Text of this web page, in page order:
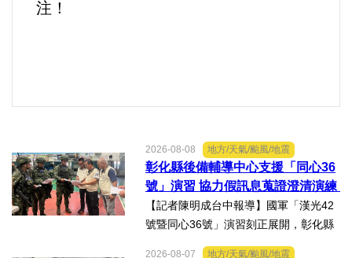
注！
2026-08-08 地方/天氣/颱風/地震
彰化縣後備輔導中心支援「同心36
號」演習 協力假訊息蒐證澄清演練
【記者陳明成台中報導】國軍「漢光42
號暨同心36號」演習刻正展開，彰化縣
後備指揮部依第五作戰區戰略溝通指
2026-08-07 地方/天氣/颱風/地震